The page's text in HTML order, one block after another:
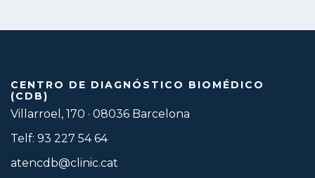
CENTRO DE DIAGNÓSTICO BIOMÉDICO
(CDB)
Villarroel, 170 · 08036 Barcelona
Telf: 93 227 54 64
atencdb@clinic.cat